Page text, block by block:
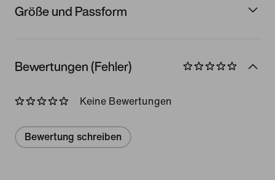
Größe und Passform
Bewertungen (Fehler)
Keine Bewertungen
Bewertung schreiben